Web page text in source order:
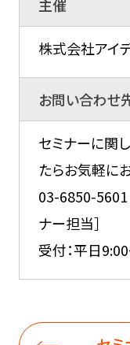
主催
株式会社アイ
お問い合わせ
セミナーに関
たらお気軽に
03-6850-
ナー担当］
受付：平日